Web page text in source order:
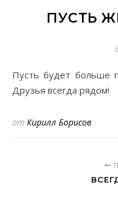
ПУСТЬ
Пусть будет больше поводов для счастья и веселья.
Друзья всегда рядом!
от Кирилл Борисов